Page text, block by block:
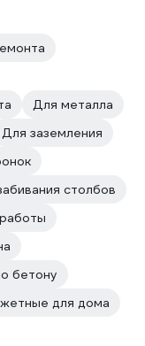
Для металла
Для заземления
столбов
бетону
для дома